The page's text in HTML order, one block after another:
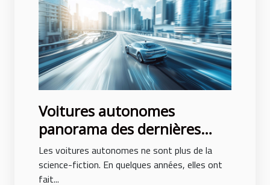
Voitures autonomes
panorama des dernières
innovations et perspectives
d'avenir
Les voitures autonomes ne sont plus de la
science-fiction. En quelques années, elles ont
fait...